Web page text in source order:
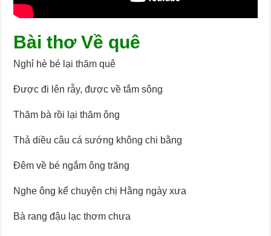
Bài thơ Về quê
Nghỉ hè bé lại thăm quê
Được đi lên rẫy, được về tắm sông
Thăm bà rồi lại thăm ông
Thả diều câu cá sướng không chi bằng
Đêm về bé ngắm ông trăng
Nghe ông kể chuyện chị Hằng ngày xưa
Bà rang đậu lạc thơm chưa